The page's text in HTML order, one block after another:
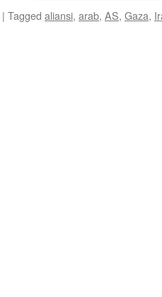
| Tagged aliansi, arab, AS, Gaza,